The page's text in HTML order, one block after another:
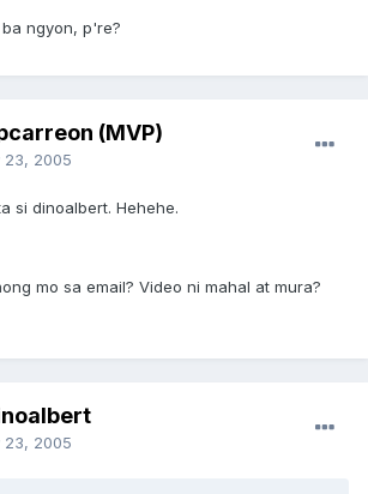
ngyon, p're?
(MVP)
23, 2005
si dinoalbert. Hehehe.
mo sa email? Video ni mahal at mura?
23, 2005